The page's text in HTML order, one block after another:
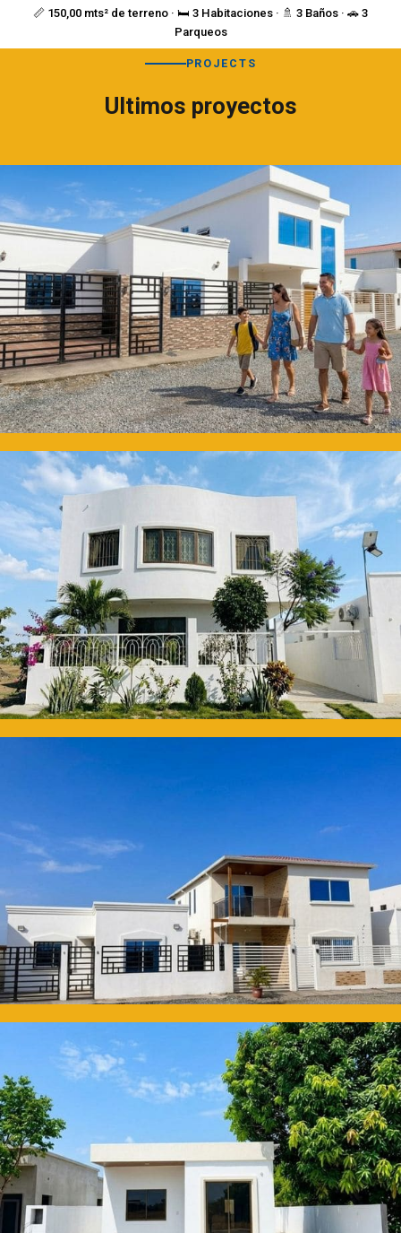
📏 150,00 mts² de terreno · 🛏️ 3 Habitaciones · 🚿 3 Baños · 🚗 3
Parqueos
PROJECTS
Ultimos proyectos